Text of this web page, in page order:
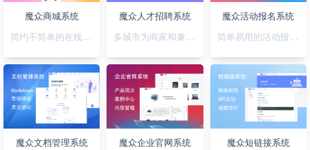
魔众商城系统
简约不简单的在线商城系统
魔众人才招聘系统
多城市为商家和兼职者的提供精准对接平台
魔众活动报名系统
简单易用的活动报名系统
魔众文档管理系统
魔众企业官网系统
魔众短链接系统